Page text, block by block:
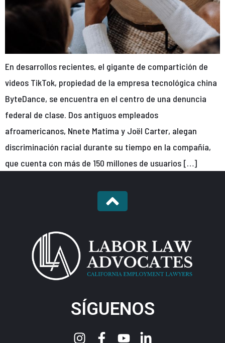
En desarrollos recientes, el gigante de compartición de
videos TikTok, propiedad de la empresa tecnológica china
ByteDance, se encuentra en el centro de una denuncia
federal de clase. Dos antiguos empleados
afroamericanos, Nnete Matima y Joël Carter, alegan
discriminación racial durante su tiempo en la compañía,
que cuenta con más de 150 millones de usuarios […]
SÍGUENOS